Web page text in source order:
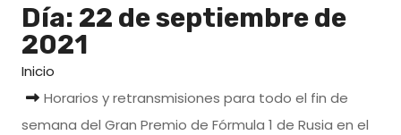
Día: 22 de septiembre de
2021
Inicio
Horarios y retransmisiones para todo el fin de
semana del Gran Premio de Fórmula 1 de Rusia en el